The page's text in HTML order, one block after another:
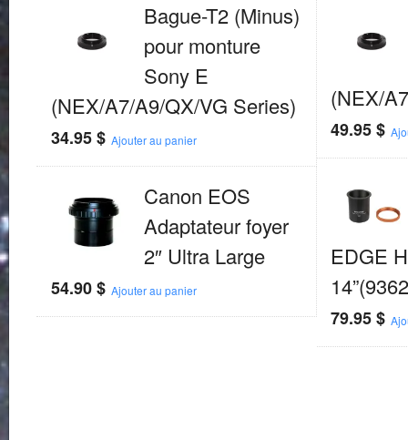
Bague-T2 (Minus)
pour monture
Sony E
(NEX/A7/A9/QX/VG Series)
34.95$ Ajouter au panier
(NEX/
49.95$
Canon EOS
Adaptateur foyer
2″ Ultra Large
54.90$ Ajouter au panier
EDGE
79.95$